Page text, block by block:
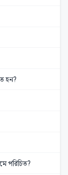
হন?
পরিচিত?